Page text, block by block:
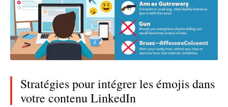
Stratégies pour intégrer les émojis dans
votre contenu LinkedIn